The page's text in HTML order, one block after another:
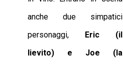
anche due simpatici
personaggi, Eric (il
lievito) e Joe (la